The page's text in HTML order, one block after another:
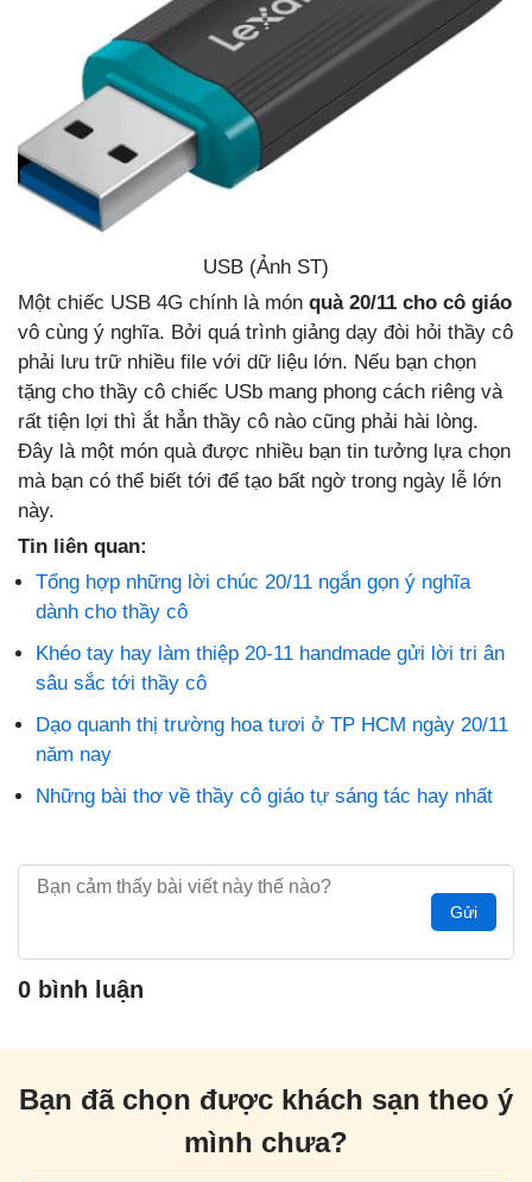
USB (Ảnh ST)
Một chiếc USB 4G chính là món quà 20/11 cho cô giáo
vô cùng ý nghĩa. Bởi quá trình giảng dạy đòi hỏi thầy cô
phải lưu trữ nhiều file với dữ liệu lớn. Nếu bạn chọn
tặng cho thầy cô chiếc USb mang phong cách riêng và
rất tiện lợi thì ắt hẳn thầy cô nào cũng phải hài lòng.
Đây là một món quà được nhiều bạn tin tưởng lựa chọn
mà bạn có thể biết tới để tạo bất ngờ trong ngày lễ lớn
này.
Tin liên quan:
Tổng hợp những lời chúc 20/11 ngắn gọn ý nghĩa
dành cho thầy cô
Khéo tay hay làm thiệp 20-11 handmade gửi lời tri ân
sâu sắc tới thầy cô
Dạo quanh thị trường hoa tươi ở TP HCM ngày 20/11
năm nay
Những bài thơ về thầy cô giáo tự sáng tác hay nhất
Gửi
0 bình luận
Bạn đã chọn được khách sạn theo ý
mình chưa?